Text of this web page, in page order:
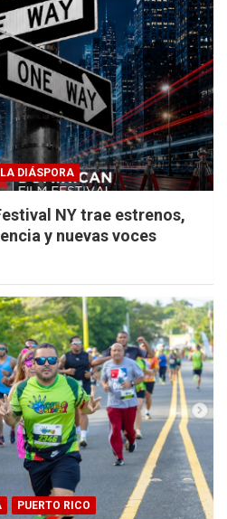
DIÁSPORA
NY trae estrenos,
y nuevas voces
PUERTO RICO